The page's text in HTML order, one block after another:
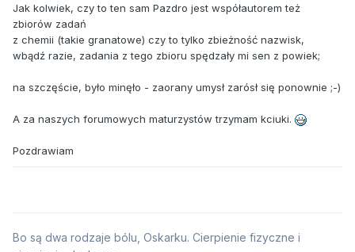
Jak kolwiek, czy to ten sam Pazdro jest współautorem też
zbiorów zadań
z chemii (takie granatowe) czy to tylko zbieżność nazwisk,
wbądź razie, zadania z tego zbioru spędzały mi sen z powiek;
na szczęście, było minęło - zaorany umysł zarósł się ponownie ;-)
A za naszych forumowych maturzystów trzymam kciuki.
Pozdrawiam
Bo są dwa rodzaje bólu, Oskarku. Cierpienie fizyczne i